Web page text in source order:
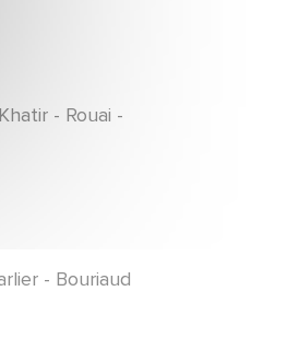
- Rouai -
- Bouriaud